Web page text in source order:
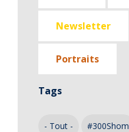
Newsletter
Portraits
Tags
- Tout - #300Shom